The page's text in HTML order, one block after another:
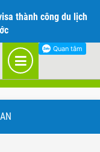
thân
thành công du lịch